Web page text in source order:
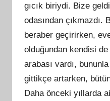
gıcık biriydi. Bize
odasından çıkmazdı.
beraber geçirirken,
olduğundan kendisi de
arabası vardı,
gittikçe artarken,
Daha önceki yıllarda